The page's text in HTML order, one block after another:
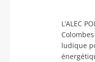
L’ALEC
ludique